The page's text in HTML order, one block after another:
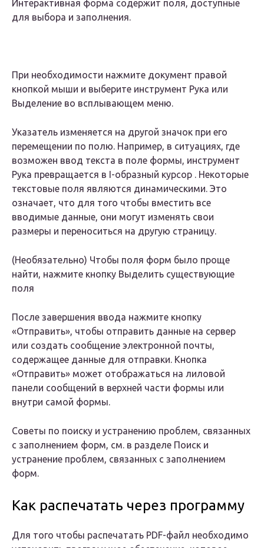
Интерактивная форма содержит поля, доступные
для выбора и заполнения.
При необходимости нажмите документ правой
кнопкой мыши и выберите инструмент Рука или
Выделение во всплывающем меню.
Указатель изменяется на другой значок при его
перемещении по полю. Например, в ситуациях, где
возможен ввод текста в поле формы, инструмент
Рука превращается в I-образный курсор . Некоторые
текстовые поля являются динамическими. Это
означает, что для того чтобы вместить все
вводимые данные, они могут изменять свои
размеры и переноситься на другую страницу.
(Необязательно) Чтобы поля форм было проще
найти, нажмите кнопку Выделить существующие
поля
После завершения ввода нажмите кнопку
«Отправить», чтобы отправить данные на сервер
или создать сообщение электронной почты,
содержащее данные для отправки. Кнопка
«Отправить» может отображаться на лиловой
панели сообщений в верхней части формы или
внутри самой формы.
Советы по поиску и устранению проблем, связанных
с заполнением форм, см. в разделе Поиск и
устранение проблем, связанных с заполнением
форм.
Как распечатать через программу
Для того чтобы распечатать PDF-файл необходимо